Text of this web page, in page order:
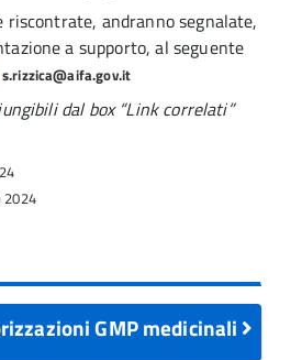
andranno segnalate,
a supporto, al seguente
s.rizzica@aifa.gov.it
dal box “Link correlati”
2024
GMP medicinali